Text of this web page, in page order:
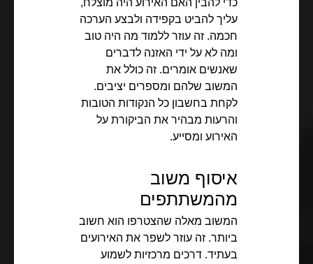
עליך להביט בקפידה ולבצע הערכה
חכמה. זה עוזר ללמוד מה היה טוב
ומה לא על ידי האזנה לדברים
שאנשים אומרים. זה כולל את
המשוב שלהם ומספרים יציבים.
לקחת בחשבון כל הנקודות הטובות
והרעות מבהיר את הביקורת על
האירוע ומסייע.
איסוף משוב
מהמשתתפים
המשוב מאלה שהצטרפו הוא חשוב
ביותר. זה עוזר לשפר את האירועים
בעתיד. דרכים מרכזיות לשמוע